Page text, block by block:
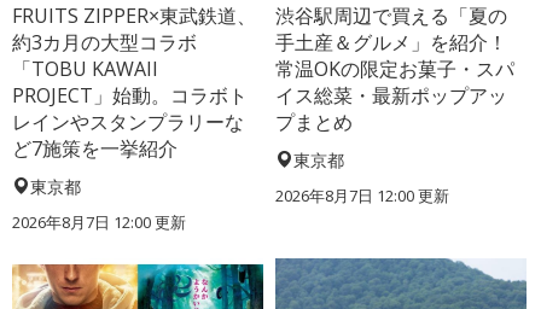
FRUITS ZIPPER×東武鉄道、
約3カ月の大型コラボ
「TOBU KAWAII
PROJECT」始動。コラボト
レインやスタンプラリーな
ど7施策を一挙紹介
東京都
2026年8月7日 12:00更新
渋谷駅周辺で買える「夏の
手土産＆グルメ」を紹介！
常温OKの限定お菓子・スパ
イス総菜・最新ポップアッ
プまとめ
東京都
2026年8月7日 12:00更新